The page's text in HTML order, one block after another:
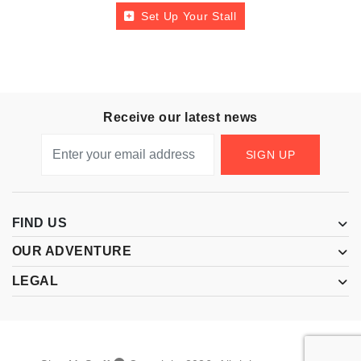
Set Up Your Stall
Receive our latest news
SIGN UP
FIND US
OUR ADVENTURE
LEGAL